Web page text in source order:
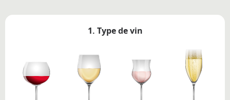
1. Type de vin